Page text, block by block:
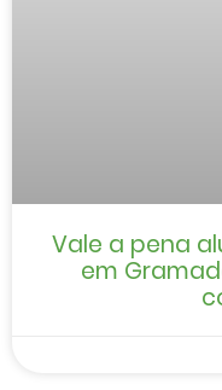
Vale a pena
em